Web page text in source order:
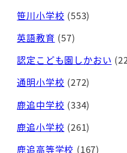
笹川小学校 (553)
英語教育 (57)
認定こども園しかおい
通明小学校 (272)
鹿追中学校 (334)
鹿追小学校 (261)
鹿追高等学校 (167)